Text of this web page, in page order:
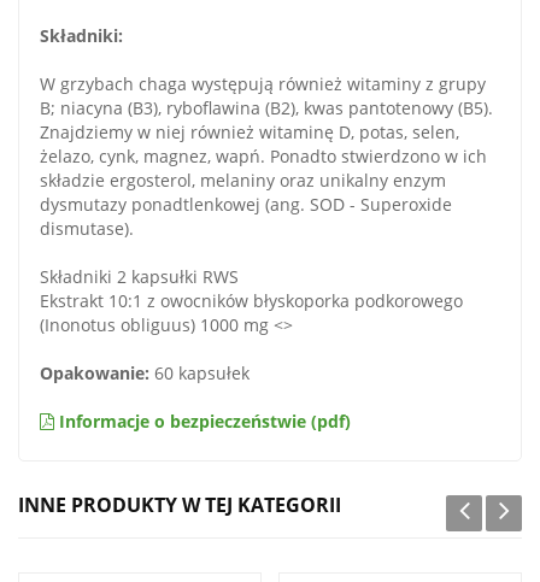
Składniki:
W grzybach chaga występują również witaminy z grupy
B; niacyna (B3), ryboflawina (B2), kwas pantotenowy (B5).
Znajdziemy w niej również witaminę D, potas, selen,
żelazo, cynk, magnez, wapń. Ponadto stwierdzono w ich
składzie ergosterol, melaniny oraz unikalny enzym
dysmutazy ponadtlenkowej (ang. SOD - Superoxide
dismutase).
Składniki 2 kapsułki RWS
Ekstrakt 10:1 z owocników błyskoporka podkorowego
(Inonotus obliguus) 1000 mg <>
Opakowanie: 60 kapsułek
Informacje o bezpieczeństwie (pdf)
INNE PRODUKTY W TEJ KATEGORII